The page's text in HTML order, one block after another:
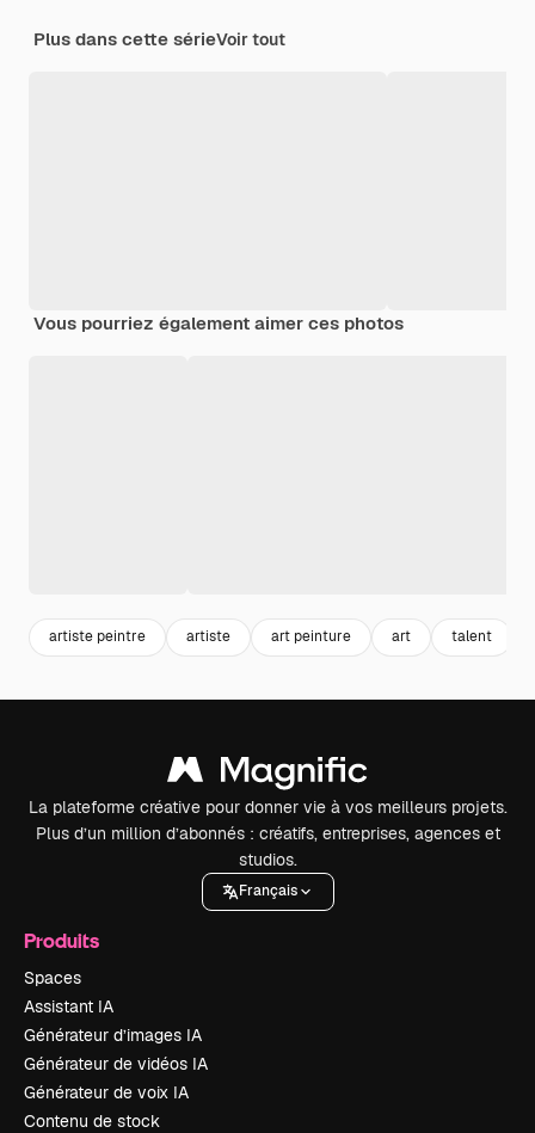
Plus dans cette sérieVoir tout
Vous pourriez également aimer ces photos
artiste peintre artiste art peinture art talent
La plateforme créative pour donner vie à vos meilleurs projets.
Plus d’un million d’abonnés : créatifs, entreprises, agences et
studios.
Français
Produits
Spaces
Assistant IA
Générateur d’images IA
Générateur de vidéos IA
Générateur de voix IA
Contenu de stock